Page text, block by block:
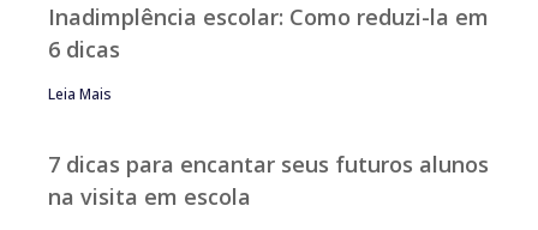
Inadimplência escolar: Como reduzi-la em
6 dicas
Leia Mais
7 dicas para encantar seus futuros alunos
na visita em escola